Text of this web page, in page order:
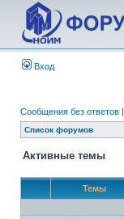
Вход
Сообщения без ответов |
Список форумов
Активные темы
Темы